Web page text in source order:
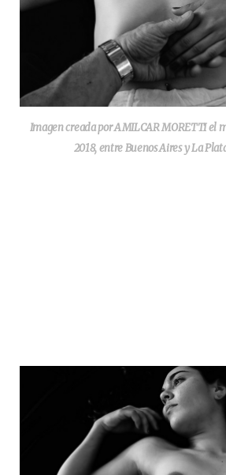
Imagen creada por AMILCAR MORETTI el
2018, entre Buenos Aires y La